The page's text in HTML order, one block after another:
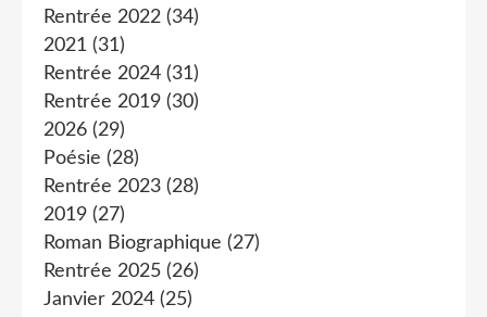
Rentrée 2022 (34)
2021 (31)
Rentrée 2024 (31)
Rentrée 2019 (30)
2026 (29)
Poésie (28)
Rentrée 2023 (28)
2019 (27)
Roman Biographique (27)
Rentrée 2025 (26)
Janvier 2024 (25)